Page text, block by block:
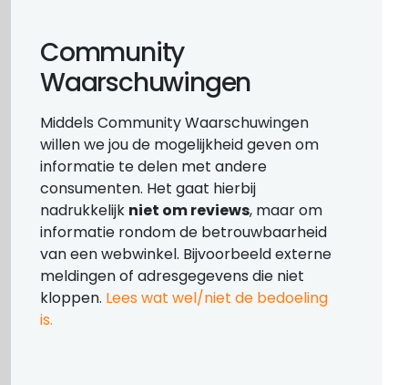
Community
Waarschuwingen
Middels Community Waarschuwingen
willen we jou de mogelijkheid geven om
informatie te delen met andere
consumenten. Het gaat hierbij
nadrukkelijk niet om reviews, maar om
informatie rondom de betrouwbaarheid
van een webwinkel. Bijvoorbeeld externe
meldingen of adresgegevens die niet
kloppen. Lees wat wel/niet de bedoeling
is.